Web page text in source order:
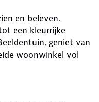
en beleven.
een kleurrijke
geniet van
woonwinkel vol